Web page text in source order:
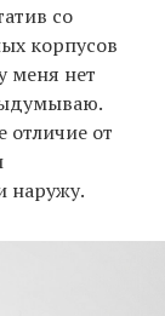
со
корпусов
меня нет
отличие от
наружу.